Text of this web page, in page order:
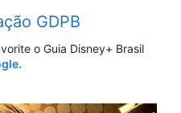
GDPB
o Guia Disney+ Brasil